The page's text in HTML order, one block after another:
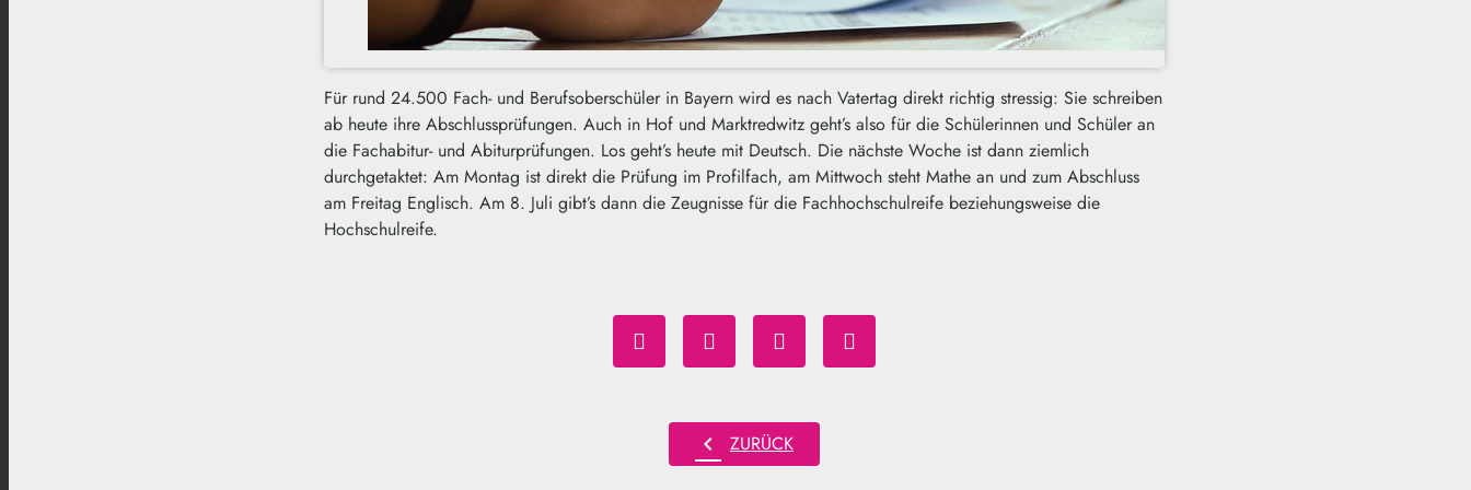
Für rund 24.500 Fach- und Berufsoberschüler in Bayern wird es nach Vatertag direkt richtig stressig: Sie schreiben
ab heute ihre Abschlussprüfungen. Auch in Hof und Marktredwitz geht’s also für die Schülerinnen und Schüler an
die Fachabitur- und Abiturprüfungen. Los geht’s heute mit Deutsch. Die nächste Woche ist dann ziemlich
durchgetaktet: Am Montag ist direkt die Prüfung im Profilfach, am Mittwoch steht Mathe an und zum Abschluss
am Freitag Englisch. Am 8. Juli gibt’s dann die Zeugnisse für die Fachhochschulreife beziehungsweise die
Hochschulreife.
chevron_left ZURÜCK